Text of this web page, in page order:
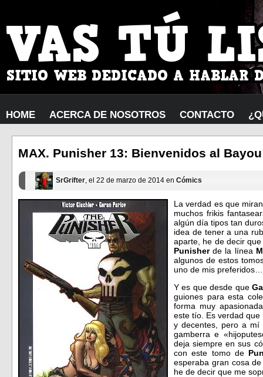
HOME ACERCA DE NOSOTROS CONTACTO
MAX. Punisher 13: Bienvenidos al Bayou
SrGrifter, el 22 de marzo de 2014 en Cómics
La verdad es que
muchos frikis
algún día tipos tan
idea de tener a una
aparte, he de decir
Punisherde la línea
algunos de estos
uno de mis preferidos…
Y es que desde que
guiones para esta
forma muy
este tío. Es verdad
y decentes, pero a mí
gamberra e
deja siempre en sus
con este tomo de
esperaba gran cosa
he de decir que me